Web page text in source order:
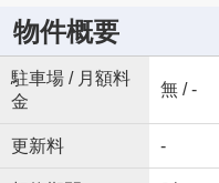
物件概要
駐車場 / 月額料
金
無 / -
更新料 -